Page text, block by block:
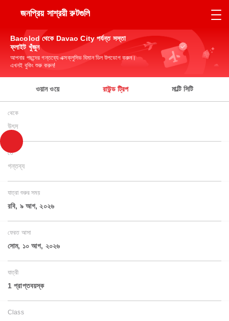
জনপ্রিয় সাশ্রয়ী রুটগুলি
Bacolod থেকে Davao City পর্যন্ত সস্তা
ফ্লাইট খুঁজুন
আপনার পছন্দের গন্তব্যে এক্সক্লুসিভ বিমান ডিল উপভোগ করুন।
এখনই বুকিং শুরু করুন!
ওয়ান ওয়ে রাউন্ড ট্রিপ মাল্টি সিটি
থেকে
উৎস
তে
গন্তব্য
যাত্রা শুরুর সময়
রবি, ৯ আগ, ২০২৬
ফেরত আসা
সোম, ১০ আগ, ২০২৬
যাত্রী
1 প্রাপ্তবয়স্ক
Class